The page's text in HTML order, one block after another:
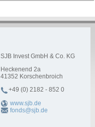
SJB Invest GmbH & Co. KG
Heckenend 2a
41352 Korschenbroich
+49 (0) 2182 - 852 0
www.sjb.de
fonds@sjb.de